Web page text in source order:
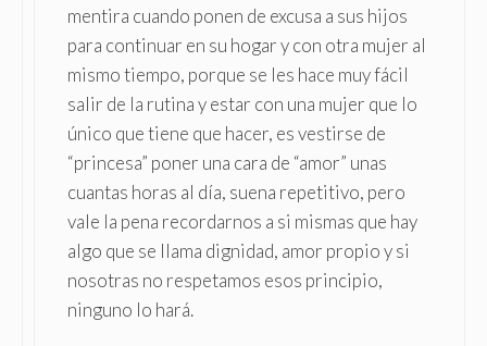
mentira cuando ponen de excusa a sus hijos
para continuar en su hogar y con otra mujer al
mismo tiempo, porque se les hace muy fácil
salir de la rutina y estar con una mujer que lo
único que tiene que hacer, es vestirse de
“princesa” poner una cara de “amor” unas
cuantas horas al día, suena repetitivo, pero
vale la pena recordarnos a si mismas que hay
algo que se llama dignidad, amor propio y si
nosotras no respetamos esos principio,
ninguno lo hará.